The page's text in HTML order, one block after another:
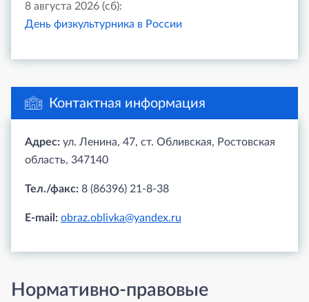
8 августа 2026 (сб):
День физкультурника в России
Контактная информация
Адрес: ул. Ленина, 47, ст. Обливская, Ростовская
область, 347140
Тел./факс: 8 (86396) 21-8-38
E-mail: obraz.oblivka@yandex.ru
Нормативно-правовые